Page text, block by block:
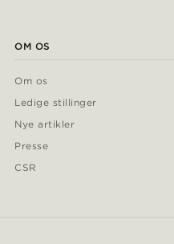
OM OS
Om os
Ledige stillinger
Nye artikler
Presse
CSR